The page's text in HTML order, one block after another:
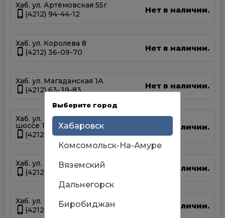
Хаб. ул. Артёмовская 55г
(4212) 94-44-12
Нет в наличии.
Хаб. ул. Королева 8
(4212) 36-09-70
Нет в наличии.
Хаб. ул. Магаданская 1А
(4212) 63-39-83
Нет в наличии.
Хаб. ул. Матвеевское
шоссе 13А
(4212) 69-93-93
Нет в наличии.
Хаб. ул. Панфиловцев 14Б
(4212) 63-22-47
Нет в наличии.
Хаб. ул. Серышева 34
(4212) 47-44-66
Нет в наличии.
Выберите город
Хабаровск
Комсомольск-На-Амуре
Вяземский
Дальнегорск
Биробиджан